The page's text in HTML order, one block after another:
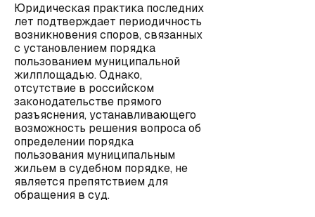
Юридическая практика последних
лет подтверждает периодичность
возникновения споров, связанных
с установлением порядка
пользованием муниципальной
жилплощадью. Однако,
отсутствие в российском
законодательстве прямого
разъяснения, устанавливающего
возможность решения вопроса об
определении порядка
пользования муниципальным
жильем в судебном порядке, не
является препятствием для
обращения в суд.